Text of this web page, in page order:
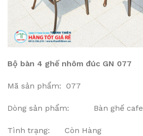
Bộ bàn 4 ghế nhôm đúc GN 077
Mã sản phẩm: 077
Dòng sản phẩm: Bàn ghế cafe
Tình trạng: Còn Hàng